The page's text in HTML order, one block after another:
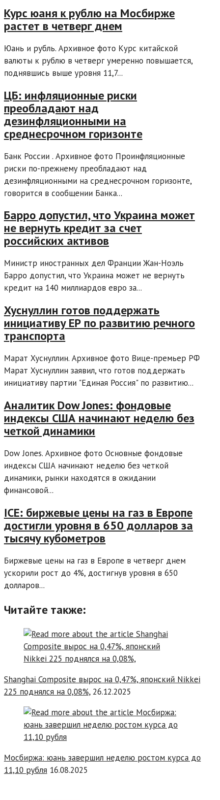
Курс юаня к рублю на Мосбирже
растет в четверг днем
Юань и рубль. Архивное фото Курс китайской
валюты к рублю в четверг умеренно повышается,
поднявшись выше уровня 11,7...
ЦБ: инфляционные риски
преобладают над
дезинфляционными на
среднесрочном горизонте
Банк России . Архивное фото Проинфляционные
риски по-прежнему преобладают над
дезинфляционными на среднесрочном горизонте,
говорится в сообщении Банка...
Барро допустил, что Украина может
не вернуть кредит за счет
российских активов
Министр иностранных дел Франции Жан-Ноэль
Барро допустил, что Украина может не вернуть
кредит на 140 миллиардов евро за...
Хуснуллин готов поддержать
инициативу ЕР по развитию речного
транспорта
Марат Хуснуллин. Архивное фото Вице-премьер РФ
Марат Хуснуллин заявил, что готов поддержать
инициативу партии "Единая Россия" по развитию...
Аналитик Dow Jones: фондовые
индексы США начинают неделю без
четкой динамики
Dow Jones. Архивное фото Основные фондовые
индексы США начинают неделю без четкой
динамики, рынки находятся в ожидании
финансовой...
ICE: биржевые цены на газ в Европе
достигли уровня в 650 долларов за
тысячу кубометров
Биржевые цены на газ в Европе в четверг днем
ускорили рост до 4%, достигнув уровня в 650
долларов...
Читайте также:
Shanghai Composite вырос на 0,47%, японский Nikkei
225 поднялся на 0,08%, 26.12.2025
Мосбиржа: юань завершил неделю ростом курса до
11,10 рубля 16.08.2025